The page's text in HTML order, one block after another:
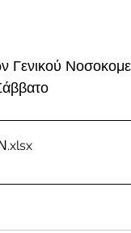
Γενικού
.xlsx